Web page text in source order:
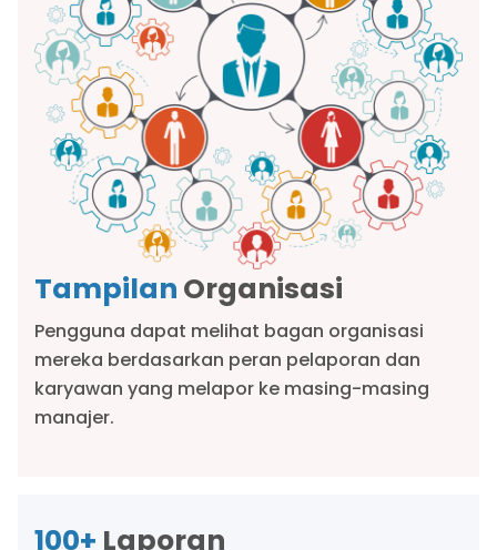
Tampilan Organisasi
Pengguna dapat melihat bagan organisasi
mereka berdasarkan peran pelaporan dan
karyawan yang melapor ke masing-masing
manajer.
100+ Laporan